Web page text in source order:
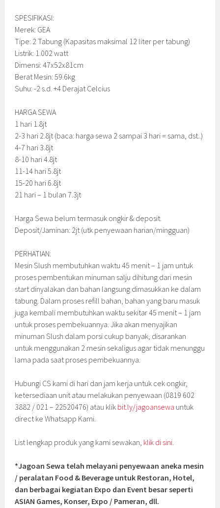
SPESIFIKASI:
Merek: GEA
Tipe: 2 Tabung (Kapasitas maksimal 12 liter per tabung)
Listrik: 1.002 watt
Dimensi: 47x52x81cm
Berat Mesin: 59.6kg
Suhu: -2 s.d. +4 Derajat Celcius
HARGA SEWA
1 hari 1.8jt
2-3 hari 2.8jt (baca: harga sewa 2 sampai 3 hari = sama, dst..)
4-7 hari 3.8jt
8-10 hari 4.8jt
11-14 hari 5.8jt
15-20 hari 6.8jt
21 hari – 1 bulan 7.3jt
Harga Sewa belum termasuk ongkir & deposit.
Deposit/Jaminan: 2jt (utk penyewaan harian/mingguan)
PERHATIAN:
Mesin Slush membutuhkan waktu 45 menit – 1 jam untuk
proses pembentukan minuman salju dihitung dari mesin
start dinyalakan dan bahan langsung dimasukkan ke dalam
tabung. Dalam proses refill bahan, bahan yang baru masuk
juga kembali membutuhkan waktu sekitar 45 menit – 1 jam
untuk proses pembekuannya. Jika akan menyajikan
minuman Slush dalam porsi cukup banyak, disarankan
untuk menggunakan 2 mesin sekaligus agar tidak menunggu
lama pada saat proses pembekuannya.
Hubungi CS kami di hari dan jam kerja untuk cek ongkir,
ketersediaan unit atau melakukan penyewaan (0819 602
3882 / 021 – 22520476) atau klik bit.ly/jagoansewa untuk
direct ke Whatsapp Kami.
List lengkap produk yang kami sewakan, klik di sini.
*Jagoan Sewa telah melayani penyewaan aneka mesin
/ peralatan Food & Beverage untuk Restoran, Hotel,
dan berbagai kegiatan Expo dan Event besar seperti
ASIAN Games, Konser, Expo / Pameran, dll.